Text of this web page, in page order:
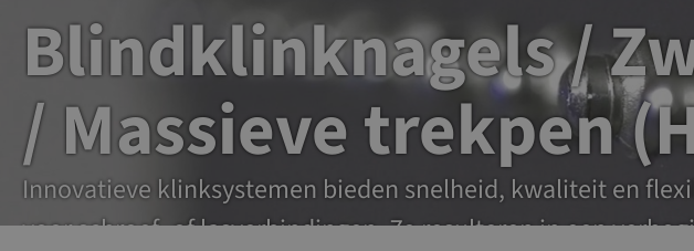
Blindklinknagels /
/ Massieve trekpen
Innovatieve klinksystemen bieden snelheid, kwaliteit en
voor schroef- of lasverbindingen. Ze resulteren in een